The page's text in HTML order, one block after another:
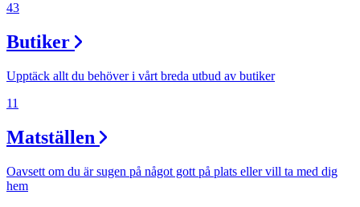
43
Butiker
Upptäck allt du behöver i vårt breda utbud av butiker
11
Matställen
Oavsett om du är sugen på något gott på plats eller vill ta med dig
hem